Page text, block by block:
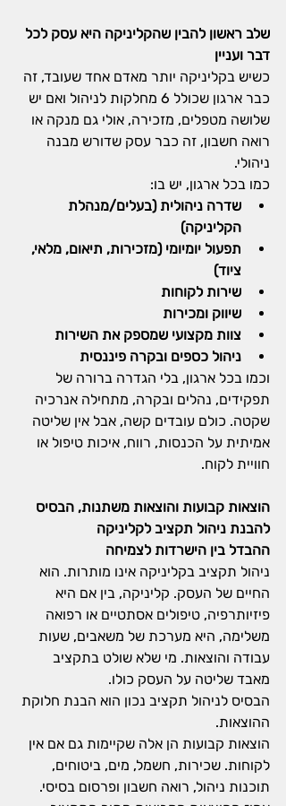
שלב ראשון להבין שהקליניקה היא עסק לכל
דבר ועניין
כשיש בקליניקה יותר מאדם אחד שעובד, זה
כבר ארגון שכולל 6 מחלקות לניהול ואם יש
שלושה מטפלים, מזכירה, אולי גם מנקה או
רואה חשבון, זה כבר עסק שדורש מבנה
ניהולי.
כמו בכל ארגון, יש בו:
שדרה ניהולית (בעלים/מנהלת
הקליניקה)
תפעול יומיומי (מזכירות, תיאום, מלאי,
ציוד)
שירות לקוחות
שיווק ומכירות
צוות מקצועי שמספק את השירות
ניהול כספים ובקרה פיננסית
וכמו בכל ארגון, בלי הגדרה ברורה של
תפקידים, נהלים ובקרה, מתחילה אנרכיה
שקטה. כולם עובדים קשה, אבל אין שליטה
אמיתית על הכנסות, רווח, איכות טיפול או
חוויית לקוח.
הוצאות קבועות והוצאות משתנות, הבסיס
להבנת ניהול תקציב לקליניקה
ההבדל בין הישרדות לצמיחה
ניהול תקציב בקליניקה אינו מותרות. הוא
החיים של העסק. קליניקה, בין אם היא
פיזיותרפיה, טיפולים אסתטיים או רפואה
משלימה, היא מערכת של משאבים, שעות
עבודה והוצאות. מי שלא שולט בתקציב
מאבד שליטה על העסק כולו.
הבסיס לניהול תקציב נכון הוא הבנת חלוקת
ההוצאות.
הוצאות קבועות הן אלה שקיימות גם אם אין
לקוחות. שכירות, חשמל, מים, ביטוחים,
תוכנות ניהול, רואה חשבון ופרסום בסיסי.